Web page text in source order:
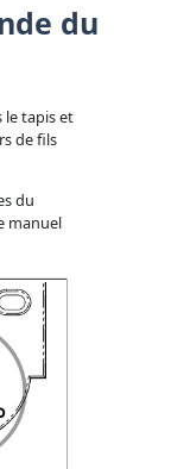
du
le tapis et
de fils
du
manuel